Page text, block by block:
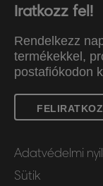
Iratkozz fel!
Rendelkezz
termékekkel,
postafiókodon
Adatvédelmi
Sütik